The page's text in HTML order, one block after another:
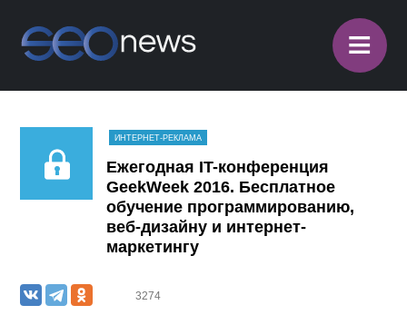
≡
ИНТЕРНЕТ-РЕКЛАМА
Ежегодная IT-конференция
GeekWeek 2016. Бесплатное
обучение программированию,
веб-дизайну и интернет-
маркетингу
3274